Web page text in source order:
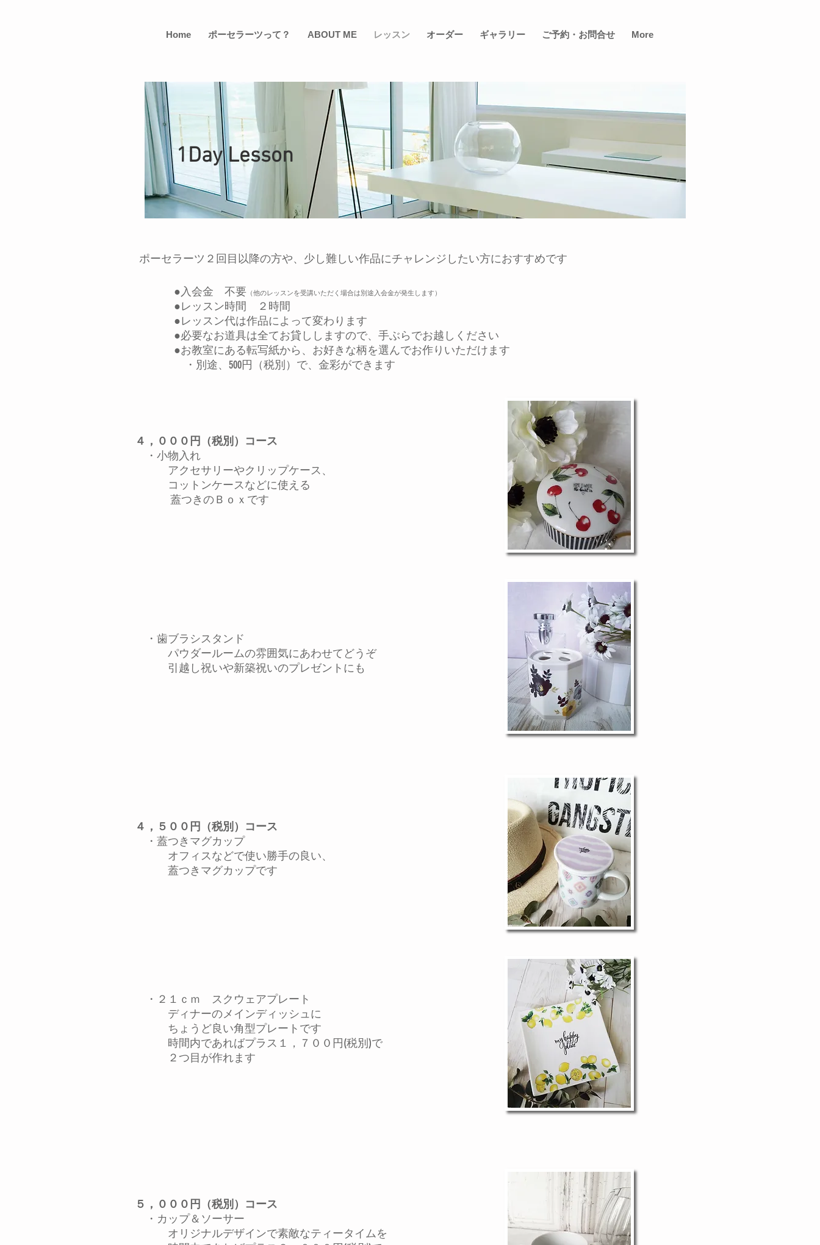
Home ポーセラーツって？ ABOUT ME レッスン オーダー ギャラリー ご予約・お問合せ More
1Day Lesson
ポーセラーツ２回目以降の方や、少し難しい作品にチャレンジしたい方におすすめです
​​●入会金 不要 （他のレッスンを受講いただく場合は別途入会金が発生します）
●レッスン時間 ２ 時間
●レッスン代は作品によって変わります
●必要なお道具は全てお貸ししますので、手ぶらでお越しください
●お教室にある転写紙から、お好きな柄を選んでお作りいただけます
・別途、500円（税別）で、金彩ができます
４，０００円（税別）コース
・小物入れ
アクセサリーやクリップケース、
コットンケースなどに使える
蓋つきのＢｏｘです
​ ・歯ブラシスタンド
パウダールームの雰囲気にあわせてどうぞ
引越し祝いや新築祝いのプレゼントにも
４，５００円（税別）コース
・蓋つきマグカップ
オフィスなどで使い勝手の良い、
蓋つきマグカップです
​ ・２１ｃｍ スクウェアプレート
ディナーのメインディッシュに
ちょうど良い角型プレートです
時間内であればプラス１，７００円(税別)で
２つ目が作れます
５，０００円（税別）コース
・カップ＆ソーサー
オリジナルデザインで素敵なティータイムを